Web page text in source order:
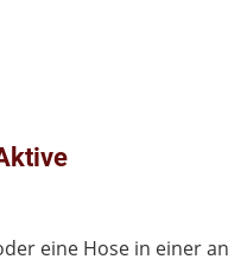
eine Hose in einer